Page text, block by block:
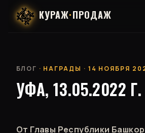
КУРАЖ·ПРОДАЖ
БЛОГ · НАГРАДЫ · 14 НОЯБРЯ
УФА, 13.05.2022 Г.
От Главы Республики